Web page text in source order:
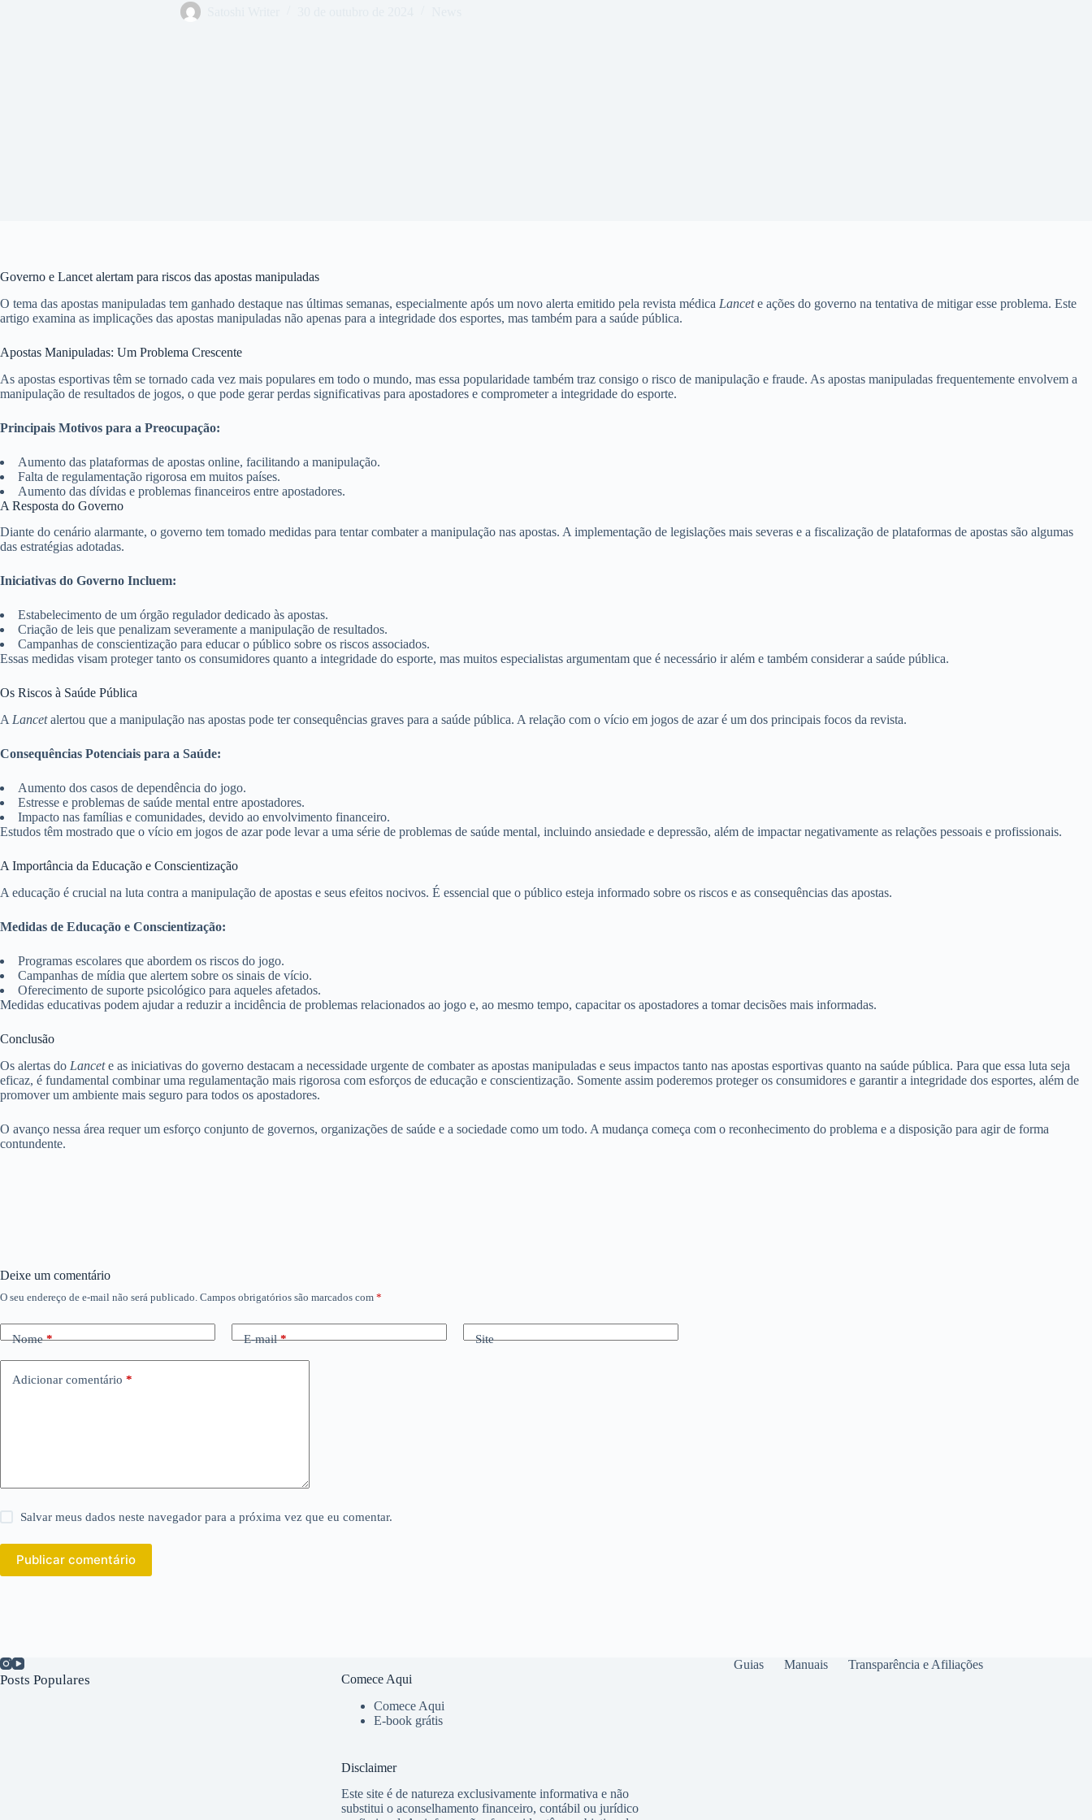
Governo e Lancet alertam para riscos das apostas manipuladas
O tema das apostas manipuladas tem ganhado destaque nas últimas semanas, especialmente após um novo alerta emitido pela revista médica Lancete ações do governo na tentativa de mitigar esse problema. Este
artigo examina as implicações das apostas manipuladas não apenas para a integridade dos esportes, mas também para a saúde pública.
Apostas Manipuladas: Um Problema Crescente
As apostas esportivas têm se tornado cada vez mais populares em todo o mundo, mas essa popularidade também traz consigo o risco de manipulação e fraude. As apostas manipuladas frequentemente envolvem a
manipulação de resultados de jogos, o que pode gerar perdas significativas para apostadores e comprometer a integridade do esporte.
Principais Motivos para a Preocupação:
Aumento das plataformas de apostas online, facilitando a manipulação.
Falta de regulamentação rigorosa em muitos países.
Aumento das dívidas e problemas financeiros entre apostadores.
A Resposta do Governo
Diante do cenário alarmante, o governo tem tomado medidas para tentar combater a manipulação nas apostas. A implementação de legislações mais severas e a fiscalização de plataformas de apostas são algumas
das estratégias adotadas.
Iniciativas do Governo Incluem:
Estabelecimento de um órgão regulador dedicado às apostas.
Criação de leis que penalizam severamente a manipulação de resultados.
Campanhas de conscientização para educar o público sobre os riscos associados.
Essas medidas visam proteger tanto os consumidores quanto a integridade do esporte, mas muitos especialistas argumentam que é necessário ir além e também considerar a saúde pública.
Os Riscos à Saúde Pública
A Lancetalertou que a manipulação nas apostas pode ter consequências graves para a saúde pública. A relação com o vício em jogos de azar é um dos principais focos da revista.
Consequências Potenciais para a Saúde:
Aumento dos casos de dependência do jogo.
Estresse e problemas de saúde mental entre apostadores.
Impacto nas famílias e comunidades, devido ao envolvimento financeiro.
Estudos têm mostrado que o vício em jogos de azar pode levar a uma série de problemas de saúde mental, incluindo ansiedade e depressão, além de impactar negativamente as relações pessoais e profissionais.
A Importância da Educação e Conscientização
A educação é crucial na luta contra a manipulação de apostas e seus efeitos nocivos. É essencial que o público esteja informado sobre os riscos e as consequências das apostas.
Medidas de Educação e Conscientização:
Programas escolares que abordem os riscos do jogo.
Campanhas de mídia que alertem sobre os sinais de vício.
Oferecimento de suporte psicológico para aqueles afetados.
Medidas educativas podem ajudar a reduzir a incidência de problemas relacionados ao jogo e, ao mesmo tempo, capacitar os apostadores a tomar decisões mais informadas.
Conclusão
Os alertas do Lancete as iniciativas do governo destacam a necessidade urgente de combater as apostas manipuladas e seus impactos tanto nas apostas esportivas quanto na saúde pública. Para que essa luta seja
eficaz, é fundamental combinar uma regulamentação mais rigorosa com esforços de educação e conscientização. Somente assim poderemos proteger os consumidores e garantir a integridade dos esportes, além de
promover um ambiente mais seguro para todos os apostadores.
O avanço nessa área requer um esforço conjunto de governos, organizações de saúde e a sociedade como um todo. A mudança começa com o reconhecimento do problema e a disposição para agir de forma
contundente.
Deixe um comentário
O seu endereço de e-mail não será publicado. Campos obrigatórios são marcados com *
Nome* E-mail* Site
Adicionar comentário *
Salvar meus dados neste navegador para a próxima vez que eu comentar.
Publicar comentário
Guias Manuais Transparência e Afiliações
Posts Populares
Comece Aqui
Comece Aqui
E-book grátis
Disclaimer
Este site é de natureza exclusivamente informativa e não
substitui o aconselhamento financeiro, contábil ou jurídico